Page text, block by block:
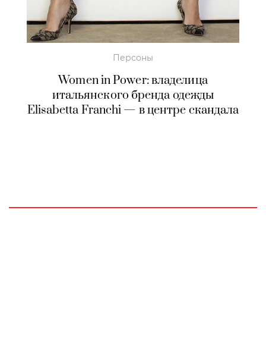
Персоны
Women in Power: владелица
итальянского бренда одежды
Elisabetta Franchi — в центре скандала